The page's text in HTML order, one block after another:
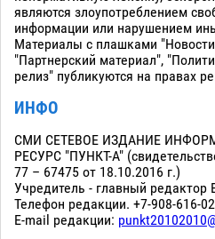
являются злоупотреблением
информации или нарушением
Материалы с плашками
"Партнерский материал",
релиз" публикуются на правах
ИНФО
СМИ СЕТЕВОЕ ИЗДАНИЕ
РЕСУРС "ПУНКТ-А"
77 – 67475 от 18.10.2016 г.)
Учредитель - главный редактор
Телефон редакции. +7-908-616-
E-mail редакции: